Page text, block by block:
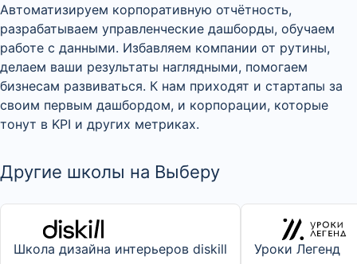
Автоматизируем корпоративную отчётность,
разрабатываем управленческие дашборды, обучаем
работе с данными. Избавляем компании от рутины,
делаем ваши результаты наглядными, помогаем
бизнесам развиваться. К нам приходят и стартапы за
своим первым дашбордом, и корпорации, которые
тонут в KPI и других метриках.
Другие школы на Выберу
Школа дизайна интерьеров diskill Уроки Легенд